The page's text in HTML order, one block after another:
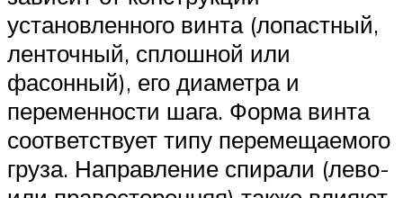
установленного винта (лопастный,
ленточный, сплошной или
фасонный), его диаметра и
переменности шага. Форма винта
соответствует типу перемещаемого
груза. Направление спирали (лево-